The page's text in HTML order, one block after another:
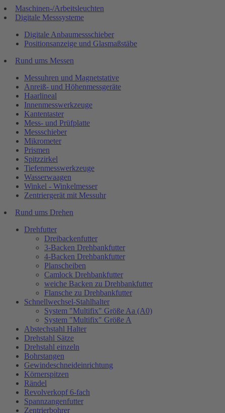
Maschinen-/Arbeitsleuchten
Digitale Messsysteme
Digitale Anbaumessschieber
Positionsanzeige und Glasmaßstäbe
Rund ums Messen
Messuhren und Magnetstative
Anreiß- und Höhenmessgeräte
Haarlineal
Innenmesswerkzeuge
Kantentaster
Mess- und Prüfplatte
Messschieber
Mikrometer
Prismen
Spitzzirkel
Tiefenmesswerkzeuge
Wasserwaagen
Winkel - Winkelmesser
Zentriergerät mit Messuhr
Rund ums Drehen
Drehfutter
Dreibackenfutter
3-Backen Drehbankfutter
4-Backen Drehbankfutter
Planscheiben
Camlock Drehbankfutter
weiche Backen zu Drehbankfutter
Flansche zu Drehbankfutter
Schnellwechsel-Stahlhalter
System "Multifix" Größe Aa (A0)
System "Multifix" Größe A
Abstechstahl Halter
Drehstahl Sätze
Drehstahl einzeln
Bohrstangen
Gewindeschneideinrichtung
Körnerspitzen
Rändel
Revolverkopf 6-fach
Spannzangenfutter
Zentrierbohrer